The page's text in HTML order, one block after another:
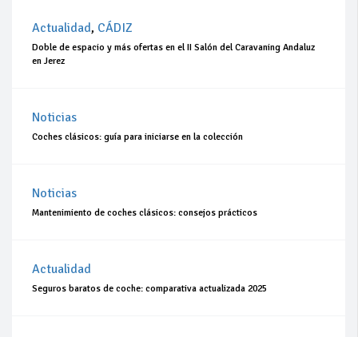
Actualidad, CÁDIZ
Doble de espacio y más ofertas en el II Salón del Caravaning Andaluz
en Jerez
Noticias
Coches clásicos: guía para iniciarse en la colección
Noticias
Mantenimiento de coches clásicos: consejos prácticos
Actualidad
Seguros baratos de coche: comparativa actualizada 2025